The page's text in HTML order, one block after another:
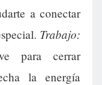
a conectar
Trabajo:
para cerrar
la energía